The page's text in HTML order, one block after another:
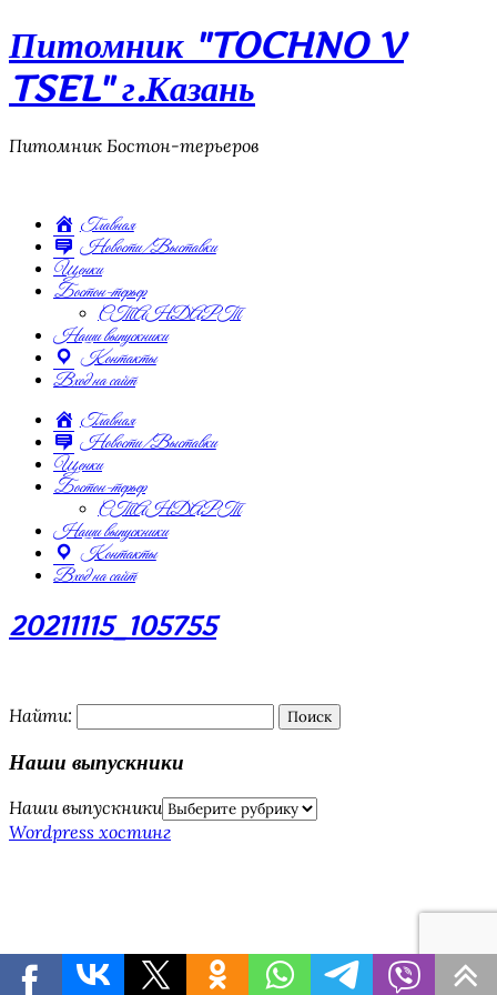
Питомник "TOCHNO V
TSEL" г.Казань
Питомник Бостон-терьеров
Главная
Новости/Выставки
Щенки
Бостон-терьер
СТАНДАРТ
Наши выпускники
Контакты
Вход на сайт
Главная
Новости/Выставки
Щенки
Бостон-терьер
СТАНДАРТ
Наши выпускники
Контакты
Вход на сайт
20211115_105755
Найти:
Наши выпускники
Наши выпускники
Wordpress хостинг